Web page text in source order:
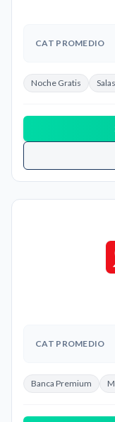
CAT PROMEDIO
Noche Gratis
CAT PROMEDIO
Banca Premium